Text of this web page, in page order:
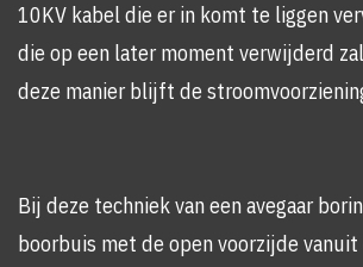
10KV kabel die er in komt te liggen
die op een later moment verwijderd
deze manier blijft de
Bij deze techniek van een avegaar
boorbuis met de open voorzijde